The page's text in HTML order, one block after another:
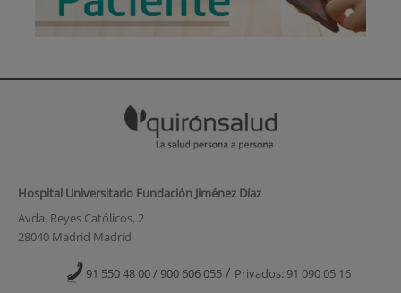
Hospital Universitario Fundación Jiménez Díaz
Avda. Reyes Católicos, 2
28040 Madrid Madrid
91 550 48 00 / 900 606 055 / Privados: 91 090 05 16